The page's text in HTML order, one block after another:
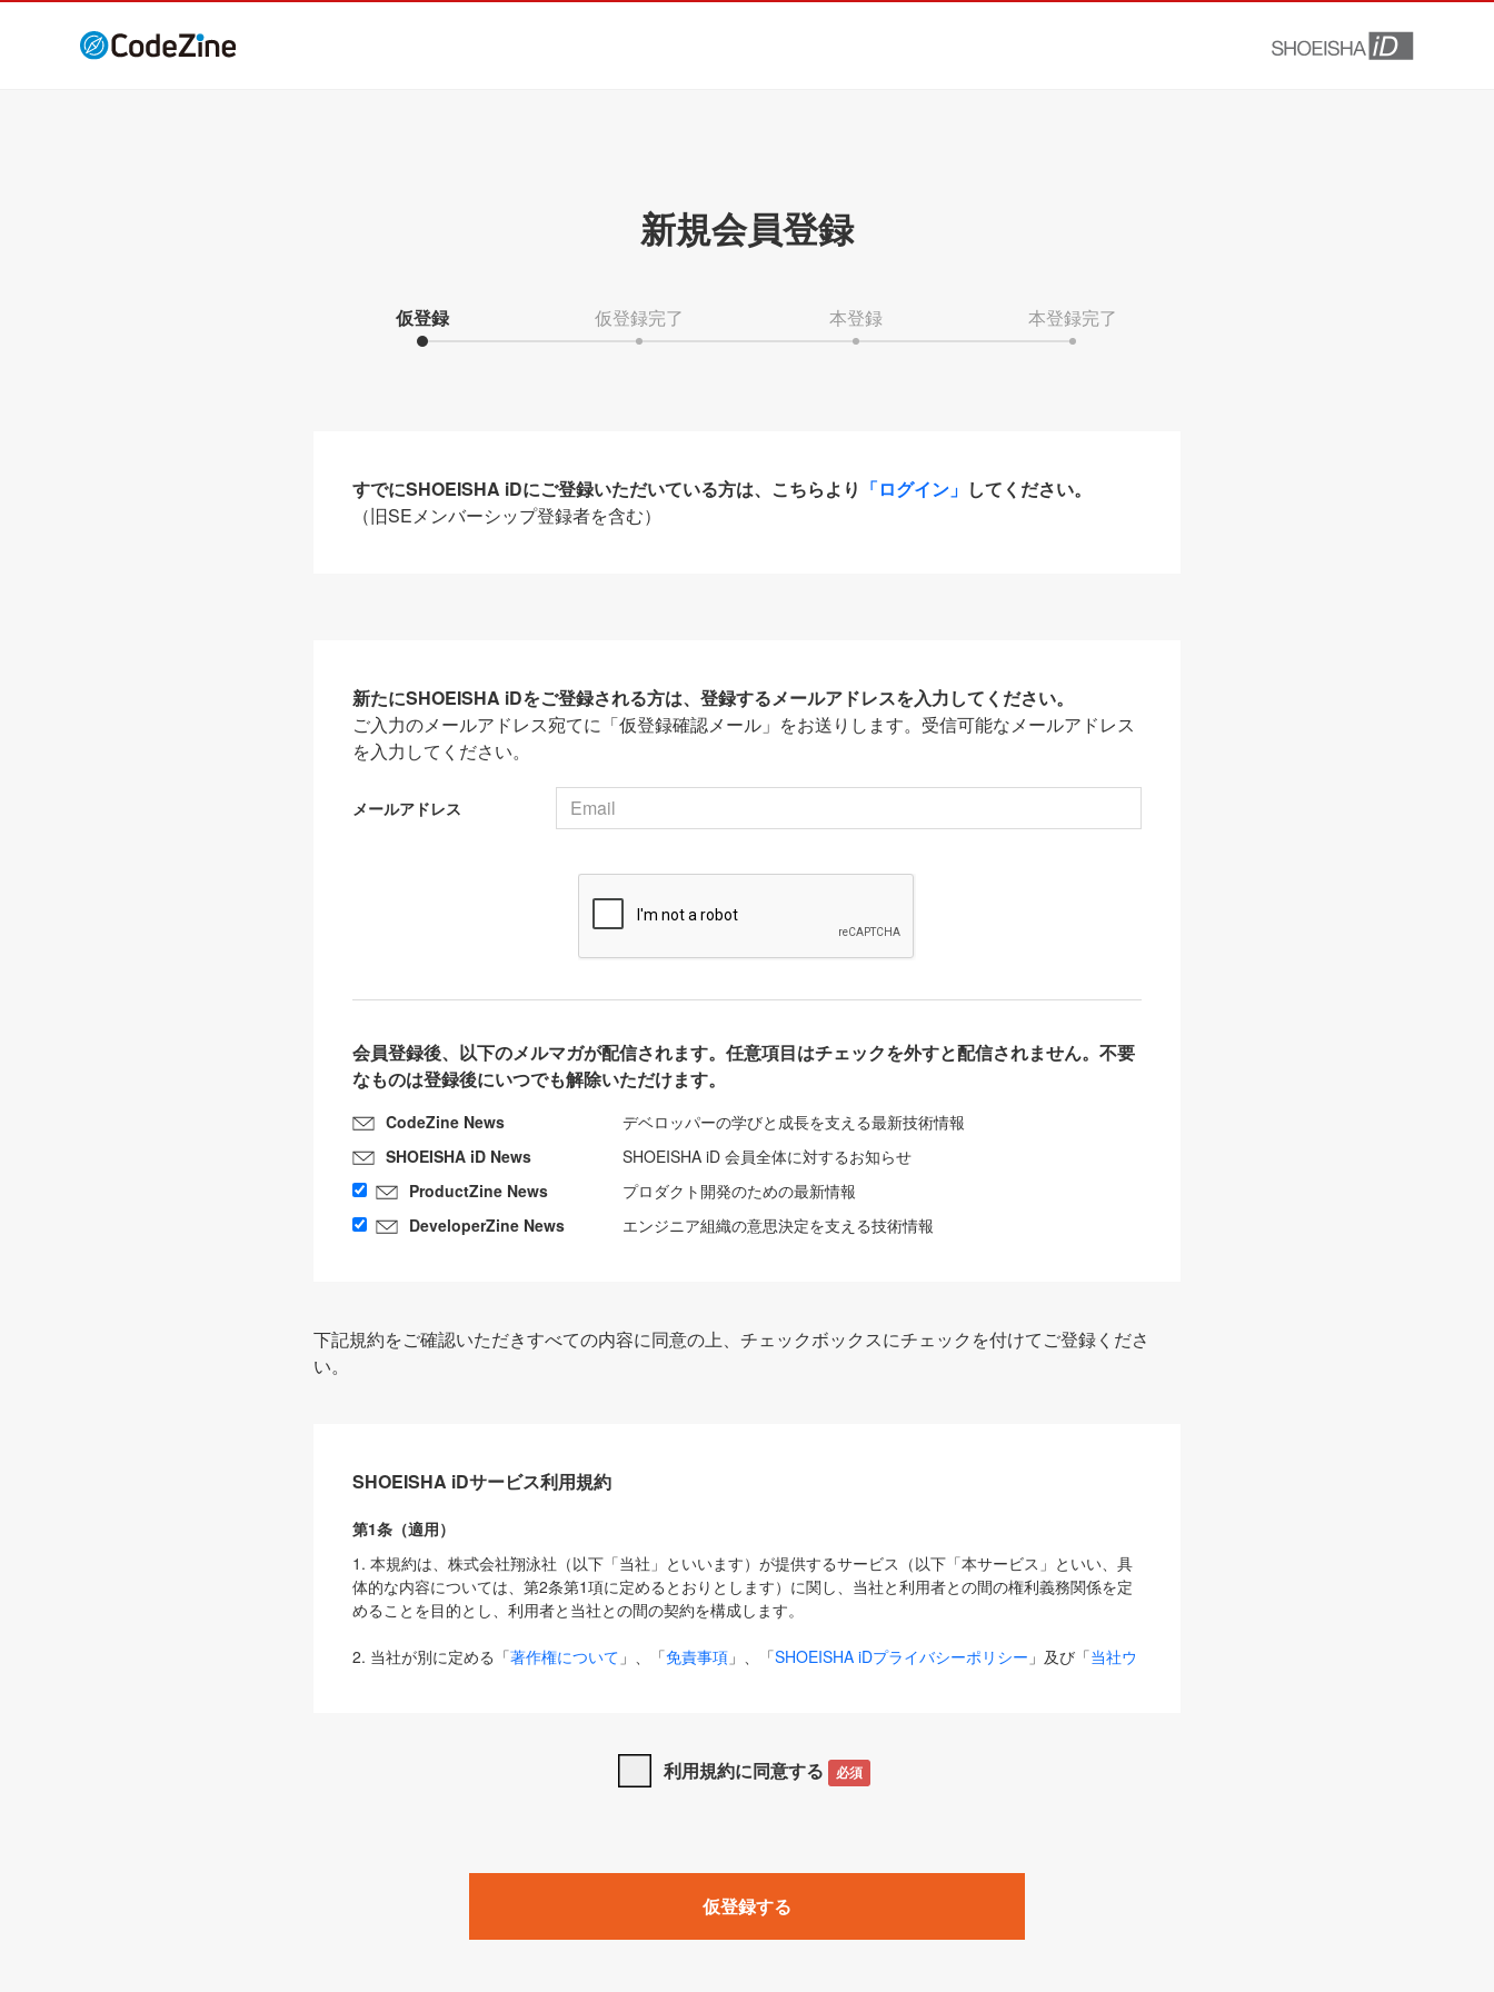
新規会員登録
仮登録 仮登録完了 本登録 本登録完了
すでにSHOEISHA iDにご登録いただいている方は、こちらより 「ログイン」 してください。
（旧SEメンバーシップ登録者を含む）
新たにSHOEISHA iDをご登録される方は、登録するメールアドレスを入力してください。
ご入力のメールアドレス宛てに「仮登録確認メール」をお送りします。受信可能なメールアドレス
を入力してください。
メールアドレス
会員登録後、以下のメルマガが配信されます。任意項目はチェックを外すと配信されません。不要
なものは登録後にいつでも解除いただけます。
CodeZine News
デベロッパーの学びと成長を支える最新技術情報
SHOEISHA iD News
SHOEISHA iD 会員全体に対するお知らせ
ProductZine News
プロダクト開発のための最新情報
DeveloperZine News
エンジニア組織の意思決定を支える技術情報
下記規約をご確認いただきすべての内容に同意の上、チェックボックスにチェックを付けてご登録くださ
い。
SHOEISHA iDサービス利用規約
第1条（適用）
1. 本規約は、株式会社翔泳社（以下「当社」といいます）が提供するサービス（以下「本サービス」といい、具
体的な内容については、第2条第1項に定めるとおりとします）に関し、当社と利用者との間の権利義務関係を定
めることを目的とし、利用者と当社との間の契約を構成します。
2. 当社が別に定める「著作権について 」、「免責事項 」、「SHOEISHA iDプライバシーポリシー 」及び「当社ウ
は、本規約の規定が優先して適用されるものとします。
1. 「本サービス」とは、当社が提供する以下のサービス（名称や内容が変更された場合、変更後のサービスを含
みます）及びこれらサービスに関連して当社が実施するイベントやキャンペーンをいいます。
「SEBook」「SEShop」「CodeZine」「MarkeZine」「EnterpriseZine」「ECzine」「Biz/Zine」「HRzine」
利用規約に同意する 必須
仮登録する